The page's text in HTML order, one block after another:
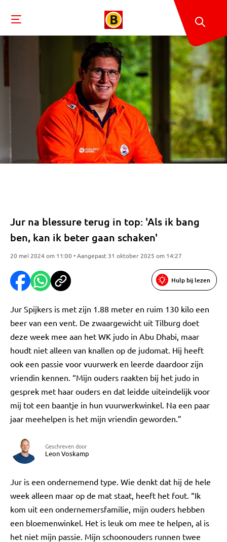
Jur na blessure terug in top: 'Als ik bang
ben, kan ik beter gaan schaken'
20 mei 2024 om 11:00 • Aangepast 31 oktober 2025 om 14:27
Hulp bij lezen
Jur Spijkers is met zijn 1.88 meter en ruim 130 kilo een
beer van een vent. De zwaargewicht uit Tilburg doet
deze week mee aan het WK judo in Abu Dhabi, maar
houdt niet alleen van knallen op de judomat. Hij heeft
ook een passie voor vuurwerk en leerde daardoor zijn
vriendin kennen. “Mijn ouders raakten bij het judo in
gesprek met haar ouders en dat leidde uiteindelijk voor
mij tot een baantje in hun vuurwerkwinkel. Na een paar
jaar meehelpen is het mijn vriendin geworden.”
Geschreven door
Leon Voskamp
Jur is een ondernemend type. Wie denkt dat hij de hele
week alleen maar op de mat staat, heeft het fout. “Ik
kom uit een ondernemersfamilie, mijn ouders hebben
een bloemenwinkel. Het is leuk om mee te helpen, al is
het niet mijn passie. Mijn schoonouders runnen twee